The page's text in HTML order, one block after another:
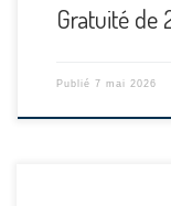
Gratuité de
Publié 7 mai 2026